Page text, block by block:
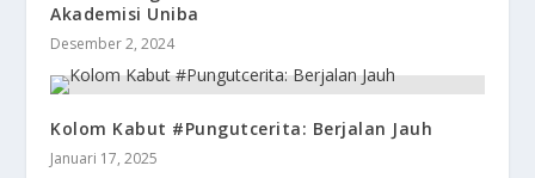
Akademisi Uniba
Desember 2, 2024
Kolom Kabut #Pungutcerita: Berjalan Jauh
Januari 17, 2025